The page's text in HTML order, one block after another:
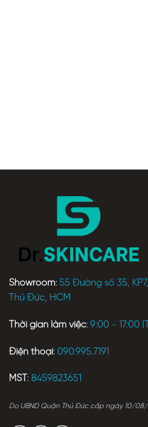
Showroom: 55 Đường số 35,
Thủ Đức, HCM
Thời gian làm việc: 9:00 - 17:00
Điện thoại: 090.995.7191
MST : 8459823651
Do UBND Quận Thủ Đức cấp ngày 10/